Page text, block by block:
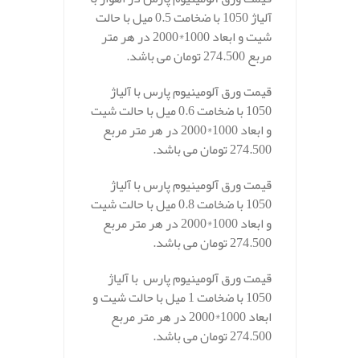
آلیاژ 1050 با ضخامت 0.5 میل با حالت
شیت و ابعاد 1000*2000 در هر متر
مربع 274.500 تومان می باشد.
قیمت ورق آلومینیوم پارس با آلیاژ
1050 با ضخامت 0.6 میل با حالت شیت
و ابعاد 1000*2000 در هر متر مربع
274.500 تومان می باشد.
قیمت ورق آلومینیوم پارس با آلیاژ
1050 با ضخامت 0.8 میل با حالت شیت
و ابعاد 1000*2000 در هر متر مربع
274.500 تومان می باشد.
قیمت ورق آلومینیوم پارس با آلیاژ
1050 با ضخامت 1 میل با حالت شیت و
ابعاد 1000*2000 در هر متر مربع
274.500 تومان می باشد.